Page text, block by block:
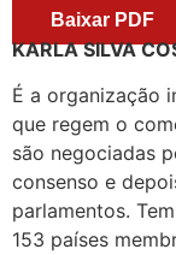
Baixar PDF
KARLA SILVA
É a organização
que regem o
são negociadas
consenso e
parlamentos.
153 países